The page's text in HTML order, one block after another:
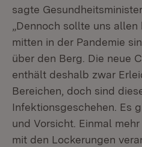
sagte
„Dennoch sollte uns
mitten in der Pandemie
über den Berg. Die neue
enthält deshalb zwar
Bereichen, doch sind
Infektionsgeschehen. Es
und Vorsicht. Einmal
mit den Lockerungen